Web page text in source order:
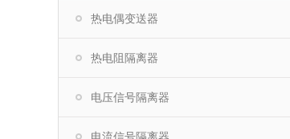
热电偶变送器
热电阻隔离器
电压信号隔离器